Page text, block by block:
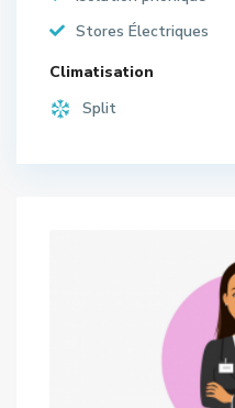
Stores Électriques
Climatisation
Split